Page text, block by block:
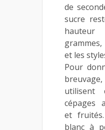
de
sucre
et les
Pour
utilisent
cépages
et
blanc à